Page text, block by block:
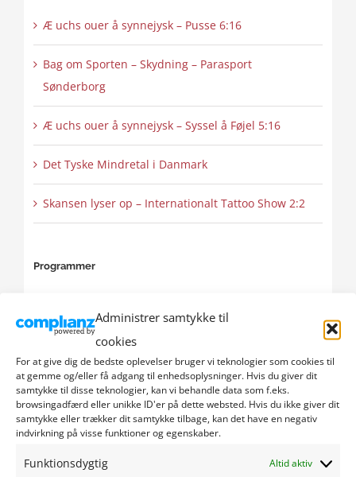
Administrer samtykke til
cookies
For at give dig de bedste oplevelser bruger vi teknologier som cookies til
at gemme og/eller få adgang til enhedsoplysninger. Hvis du giver dit
samtykke til disse teknologier, kan vi behandle data som f.eks.
browsingadfærd eller unikke ID'er på dette websted. Hvis du ikke giver dit
samtykke eller trækker dit samtykke tilbage, kan det have en negativ
indvirkning på visse funktioner og egenskaber.
Funktionsdygtig Altid aktiv
Æ uchs ouer å synnejysk – Pusse 6:16
Bag om Sporten – Skydning – Parasport
Sønderborg
Æ uchs ouer å synnejysk – Syssel å Føjel 5:16
Det Tyske Mindretal i Danmark
Skansen lyser op – Internationalt Tattoo Show 2:2
Programmer
Bright Digital future
Business
Europa & Grænselandet